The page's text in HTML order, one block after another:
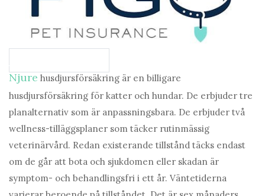
Njure husdjursförsäkring är en billigare
husdjursförsäkring för katter och hundar. De erbjuder tre
planalternativ som är anpassningsbara. De erbjuder två
wellness-tilläggsplaner som täcker rutinmässig
veterinärvård. Redan existerande tillstånd täcks endast
om de går att bota och sjukdomen eller skadan är
symptom- och behandlingsfri i ett år. Väntetiderna